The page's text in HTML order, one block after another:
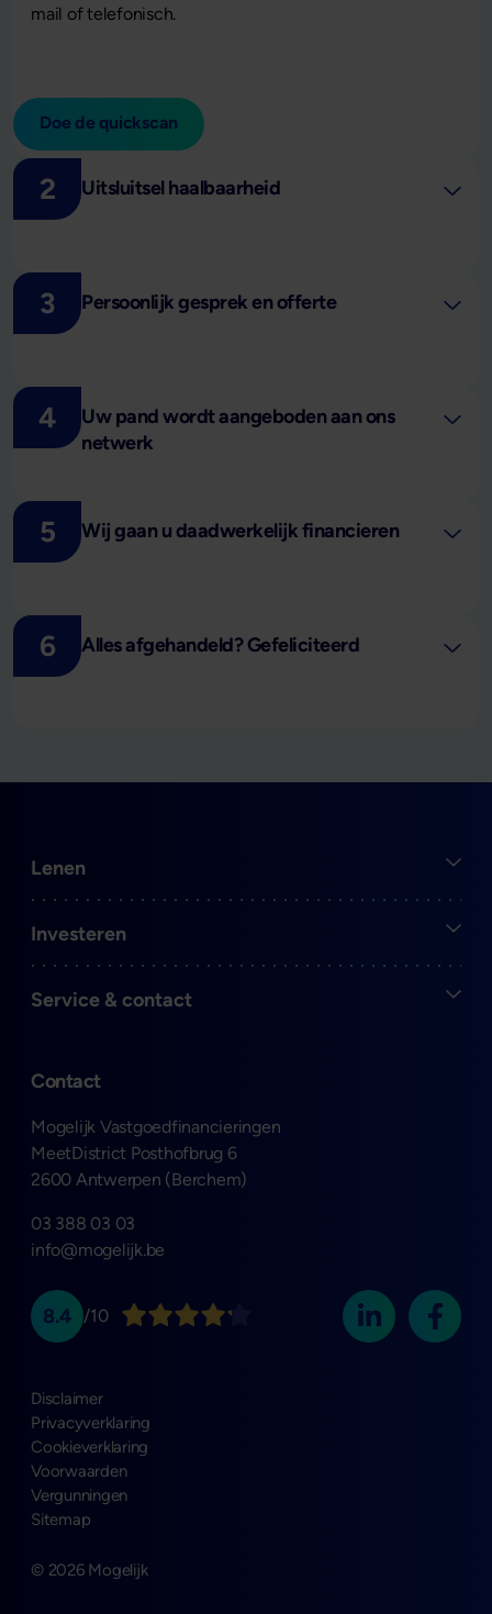
mail of telefonisch.
Doe de quickscan
2 Uitsluitsel haalbaarheid
3 Persoonlijk gesprek en offerte
4
Uw pand wordt aangeboden aan ons
netwerk
5 Wij gaan u daadwerkelijk financieren
6 Alles afgehandeld? Gefeliciteerd
Contact
Mogelijk Vastgoedfinancieringen
MeetDistrict Posthofbrug 6
2600 Antwerpen (Berchem)
03 388 03 03
info@mogelijk.be
Open
Lenen
Open
Investeren
Open
Service & contact
8.4 /10
© 2026 Mogelijk
Disclaimer
Privacyverklaring
Cookieverklaring
Voorwaarden
Vergunningen
Sitemap